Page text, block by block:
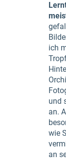
ich
und
an.
wie
an